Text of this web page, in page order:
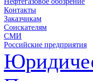
Контакты
Заказчикам
Соискателям
СМИ
Российские предприятия